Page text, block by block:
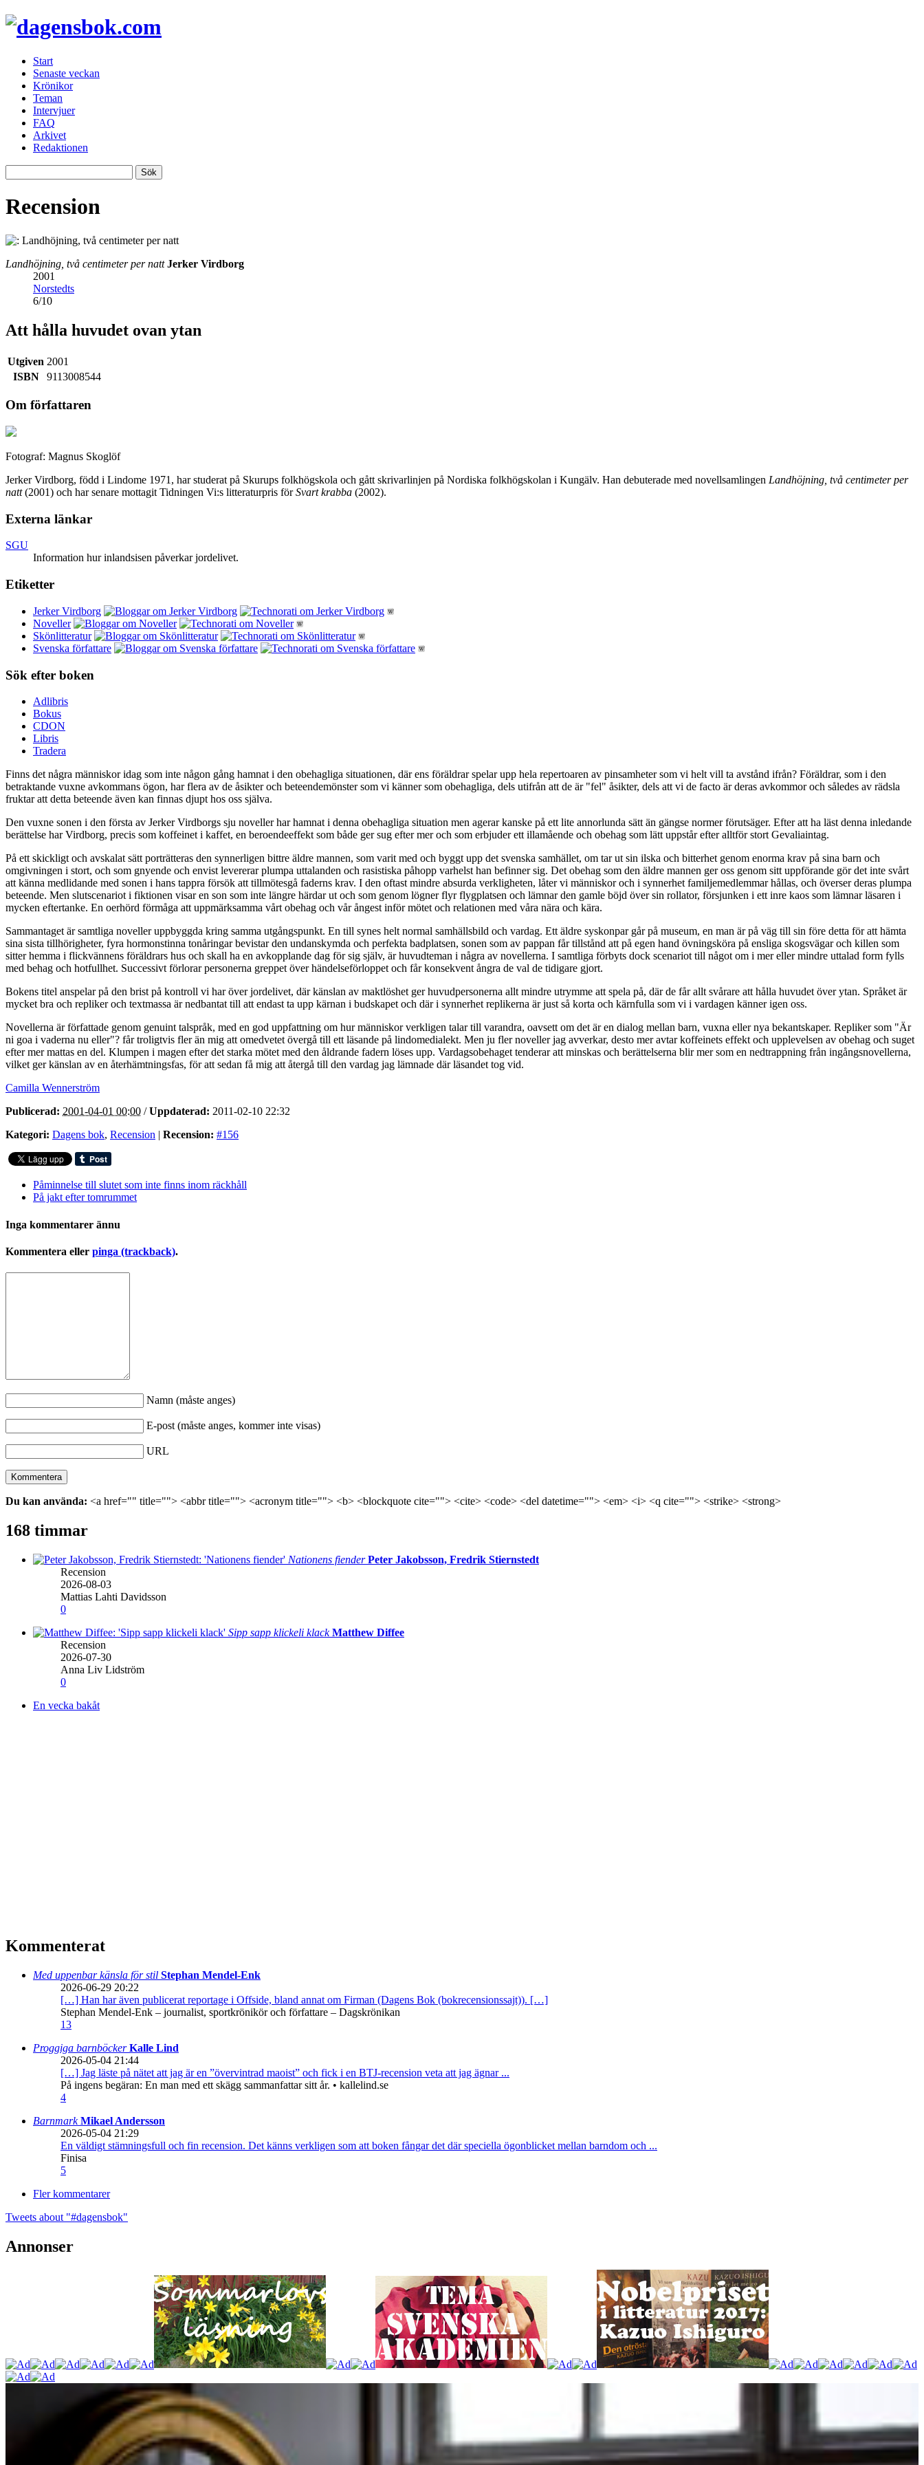
Start
Senaste veckan
Krönikor
Teman
Intervjuer
FAQ
Arkivet
Redaktionen
Recension
Landhöjning, två centimeter per natt Jerker Virdborg
2001
Norstedts
6/10
Att hålla huvudet ovan ytan
Utgiven 2001
ISBN
9113008544
Om författaren
Fotograf: Magnus Skoglöf
Jerker Virdborg, född i Lindome 1971, har studerat på Skurups folkhögskola och gått skrivarlinjen på Nordiska folkhögskolan i Kungälv. Han debuterade med novellsamlingen Landhöjning, två centimeter per
natt(2001) och har senare mottagit Tidningen Vi:s litteraturpris förSvart krabba (2002).
Externa länkar
SGU
Information hur inlandsisen påverkar jordelivet.
Etiketter
Jerker Virdborg
Noveller
Skönlitteratur
Svenska författare
Sök efter boken
Adlibris
Bokus
CDON
Libris
Tradera
Finns det några människor idag som inte någon gång hamnat i den obehagliga situationen, där ens föräldrar spelar upp hela repertoaren av pinsamheter som vi helt vill ta avstånd ifrån? Föräldrar, som i den
betraktande vuxne avkommans ögon, har flera av de åsikter och beteendemönster som vi känner som obehagliga, dels utifrån att de är "fel" åsikter, dels att vi de facto är deras avkommor och således av rädsla
fruktar att detta beteende även kan finnas djupt hos oss själva.
Den vuxne sonen i den första av Jerker Virdborgs sju noveller har hamnat i denna obehagliga situation men agerar kanske på ett lite annorlunda sätt än gängse normer förutsäger. Efter att ha läst denna inledande
berättelse har Virdborg, precis som koffeinet i kaffet, en beroendeeffekt som både ger sug efter mer och som erbjuder ett illamående och obehag som lätt uppstår efter alltför stort Gevaliaintag.
På ett skickligt och avskalat sätt porträtteras den synnerligen bittre äldre mannen, som varit med och byggt upp det svenska samhället, om tar ut sin ilska och bitterhet genom enorma krav på sina barn och
omgivningen i stort, och som gnyende och envist levererar plumpa uttalanden och rasistiska påhopp varhelst han befinner sig. Det obehag som den äldre mannen ger oss genom sitt uppförande gör det inte svårt
att känna medlidande med sonen i hans tappra försök att tillmötesgå faderns krav. I den oftast mindre absurda verkligheten, låter vi människor och i synnerhet familjemedlemmar hållas, och överser deras plumpa
beteende. Men slutscenariot i fiktionen visar en son som inte längre härdar ut och som genom lögner flyr flygplatsen och lämnar den gamle böjd över sin rollator, försjunken i ett inre kaos som lämnar läsaren i
mycken eftertanke. En oerhörd förmåga att uppmärksamma vårt obehag och vår ångest inför mötet och relationen med våra nära och kära.
Sammantaget är samtliga noveller uppbyggda kring samma utgångspunkt. En till synes helt normal samhällsbild och vardag. Ett äldre syskonpar går på museum, en man är på väg till sin före detta för att hämta
sina sista tillhörigheter, fyra hormonstinna tonåringar bevistar den undanskymda och perfekta badplatsen, sonen som av pappan får tillstånd att på egen hand övningsköra på ensliga skogsvägar och killen som
sitter hemma i flickvännens föräldrars hus och skall ha en avkopplande dag för sig själv, är huvudteman i några av novellerna. I samtliga förbyts dock scenariot till något om i mer eller mindre uttalad form fylls
med behag och hotfullhet. Successivt förlorar personerna greppet över händelseförloppet och får konsekvent ångra de val de tidigare gjort.
Bokens titel anspelar på den brist på kontroll vi har över jordelivet, där känslan av maktlöshet ger huvudpersonerna allt mindre utrymme att spela på, där de får allt svårare att hålla huvudet över ytan. Språket är
mycket bra och repliker och textmassa är nedbantat till att endast ta upp kärnan i budskapet och där i synnerhet replikerna är just så korta och kärnfulla som vi i vardagen känner igen oss.
Novellerna är författade genom genuint talspråk, med en god uppfattning om hur människor verkligen talar till varandra, oavsett om det är en dialog mellan barn, vuxna eller nya bekantskaper. Repliker som "Är
ni goa i vaderna nu eller"? får troligtvis fler än mig att omedvetet övergå till ett läsande på lindomedialekt. Men ju fler noveller jag avverkar, desto mer avtar koffeinets effekt och upplevelsen av obehag och suget
efter mer mattas en del. Klumpen i magen efter det starka mötet med den åldrande fadern löses upp. Vardagsobehaget tenderar att minskas och berättelserna blir mer som en nedtrappning från ingångsnovellerna,
vilket ger känslan av en återhämtningsfas, för att sedan få mig att återgå till den vardag jag lämnade där läsandet tog vid.
Camilla Wennerström
Publicerad: 2001-04-01 00:00 /Uppdaterad: 2011-02-10 22:32
Kategori: Dagens bok, Recension | Recension: #156
Påminnelse till slutet som inte finns inom räckhåll
På jakt efter tomrummet
Inga kommentarer ännu
Kommentera eller pinga (trackback).
Namn (måste anges)
E-post (måste anges, kommer inte visas)
URL
Du kan använda: <a href="" title=""> <abbr title=""> <acronym title=""> <b> <blockquote cite=""> <cite> <code> <del datetime=""> <em> <i> <q cite=""> <strike> <strong>
168 timmar
Nationens fiender Peter Jakobsson, Fredrik Stiernstedt
Recension
2026-08-03
Mattias Lahti Davidsson
0
Sipp sapp klickeli klack Matthew Diffee
Recension
2026-07-30
Anna Liv Lidström
0
En vecka bakåt
Kommenterat
Med uppenbar känsla för stil Stephan Mendel-Enk
2026-06-29 20:22
[…] Han har även publicerat reportage i Offside, bland annat om Firman (Dagens Bok (bokrecensionssajt)). […]
Stephan Mendel-Enk – journalist, sportkrönikör och författare – Dagskrönikan
13
Proggiga barnböckerKalle Lind
2026-05-04 21:44
[…] Jag läste på nätet att jag är en ”övervintrad maoist” och fick i en BTJ-recension veta att jag ägnar ...
På ingens begäran: En man med ett skägg sammanfattar sitt år. • kallelind.se
4
BarnmarkMikael Andersson
2026-05-04 21:29
En väldigt stämningsfull och fin recension. Det känns verkligen som att boken fångar det där speciella ögonblicket mellan barndom och ...
Finisa
5
Fler kommentarer
Tweets about "#dagensbok"
Annonser